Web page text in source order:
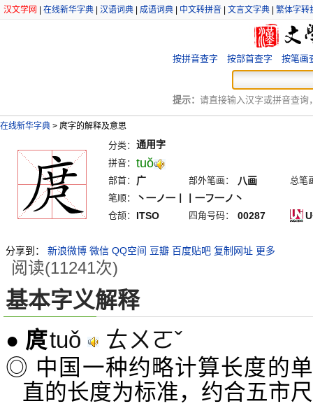
汉文学网 在线新华字典 汉语词典 成语词典 中文转拼音 文言文字典 繁体字转
按拼音查字 按部首查字 按笔画
提示： 请直接输入汉字或拼音查询
在线新华字典 > 庹字的解释及意思
分类： 通用字
拼音： tuŏ
部首： 广 部外笔画： 八画
总笔
笔顺：
丶一ノ一丨丨一フ一ノ丶
仓颉： ITSO 四角号码： 00287
分享到： 新浪微博 微信 QQ空间 豆瓣 百度贴吧 复制网址 更多
阅读(11241次)
基本字义解释
● 庹tuǒ ㄊㄨㄛˇ
◎ 中国一种约略计算长度的
直的长度为标准，约合五市